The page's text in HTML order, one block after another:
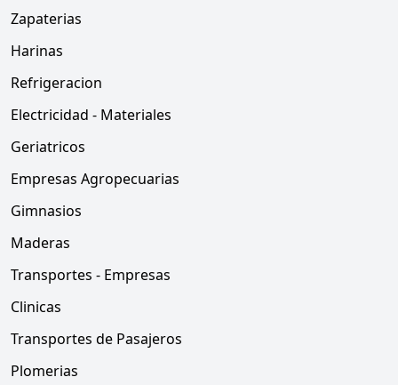
Zapaterias
Harinas
Refrigeracion
Electricidad - Materiales
Geriatricos
Empresas Agropecuarias
Gimnasios
Maderas
Transportes - Empresas
Clinicas
Transportes de Pasajeros
Plomerias